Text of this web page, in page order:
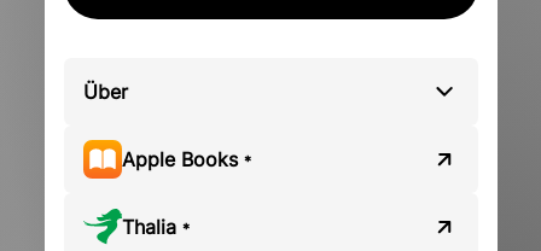
Über
Apple Books *
Thalia *